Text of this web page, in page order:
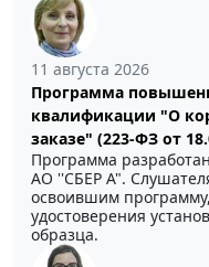
11 августа 2026
Программа
квалификации "О
заказе" (223-ФЗ от
Программа
АО ''СБЕР А".
освоившим
удостоверения
образца.